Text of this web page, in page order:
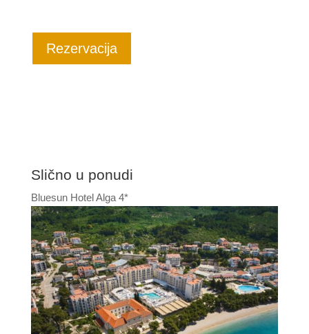
Rezervacija
Slično u ponudi
Bluesun Hotel Alga 4*